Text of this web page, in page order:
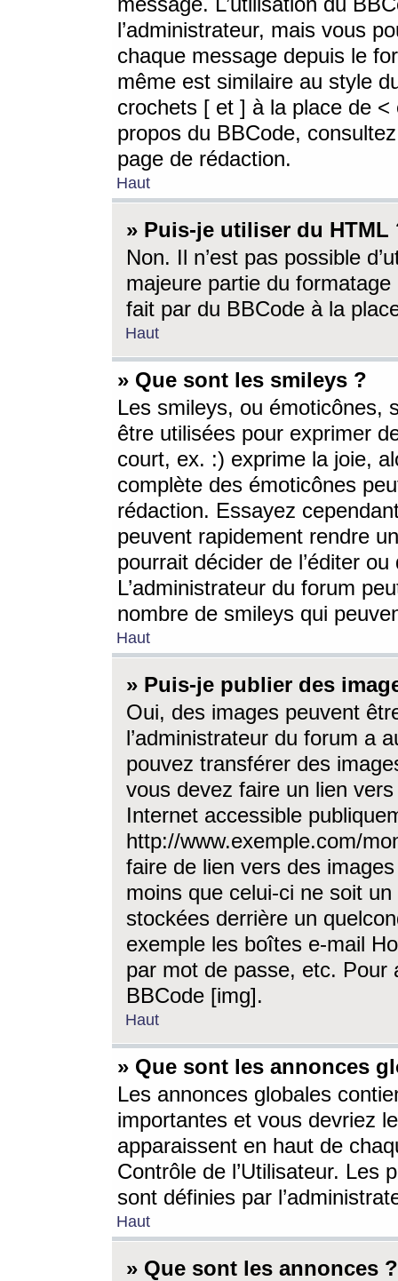
l’administrateur, mais vous
chaque message depuis le
même est similaire au style
crochets [ et ] à la place de <
propos du BBCode,
page de rédaction.
Haut
» Puis-je utiliser du HTML
Non. Il n’est pas possible
majeure partie du
fait par du BBCode à la
Haut
» Que sont les smileys ?
Les smileys, ou émoticônes,
être utilisées pour exprimer
court, ex. :) exprime la joie,
complète des émoticônes
rédaction. Essayez
peuvent rapidement rendre
pourrait décider de l’éditer
L’administrateur du forum
nombre de smileys qui
Haut
» Puis-je publier des
Oui, des images peuvent
l’administrateur du forum a
pouvez transférer des
vous devez faire un lien
Internet accessible
http://www.exemple.com/
faire de lien vers des
moins que celui-ci ne soit
stockées derrière un
exemple les boîtes e-mail
par mot de passe, etc. Pour
BBCode [img].
Haut
» Que sont les annonces
Les annonces globales
importantes et vous devriez
apparaissent en haut de
Contrôle de l’Utilisateur. Les
sont définies par
Haut
» Que sont les annonces ?